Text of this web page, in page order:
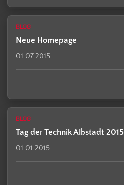
BLOG
Neue Homepage
01.07.2015
BLOG
Tag der Technik Albstadt 2015
01.01.2015